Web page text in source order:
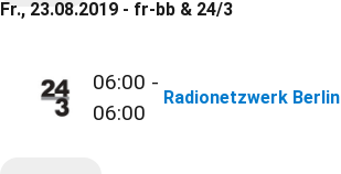
Fr., 23.08.2019 - fr-bb & 24/3
06:00 -
06:00
Radionetzwerk Berlin